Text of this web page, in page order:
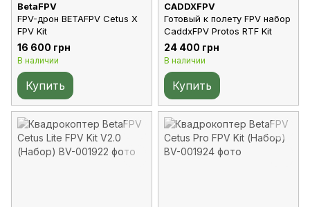
BetaFPV
FPV-дрон BETAFPV Cetus X
FPV Kit
16 600 грн
В наличии
Купить
CADDXFPV
Готовый к полету FPV набор
CaddxFPV Protos RTF Kit
24 400 грн
В наличии
Купить